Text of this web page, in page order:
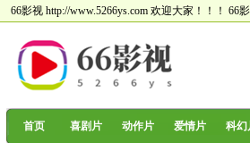
66影视 http://www.5266ys.com 欢迎大家！！！ 66
首页 喜剧片 动作片 爱情片 科幻